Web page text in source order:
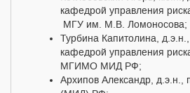
кафедрой управления
МГУ им. М.В. Ломоносова;
Турбина Капитолина,
кафедрой управления
МГИМО МИД РФ;
Архипов Александр,